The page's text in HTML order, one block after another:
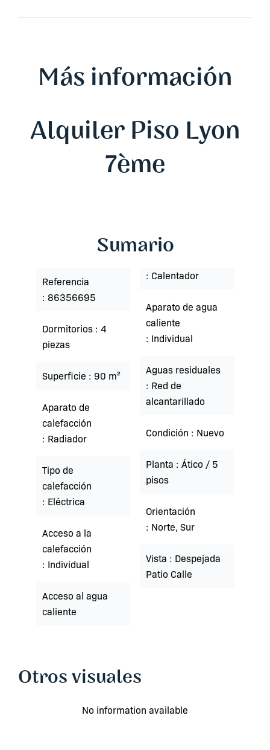
Más información
Alquiler Piso Lyon
7ème
Sumario
Referencia
86356695
Dormitorios
4
piezas
Superficie 90 m²
Aparato de
calefacción
Radiador
Tipo de
calefacción
Eléctrica
Acceso a la
calefacción
Individual
Acceso al agua
caliente
Calentador
Aparato de agua
caliente
Individual
Aguas residuales
Red de
alcantarillado
Condición Nuevo
Planta
Ático / 5
pisos
Orientación
Norte, Sur
Vista
Despejada
Patio Calle
Otros visuales
No information available